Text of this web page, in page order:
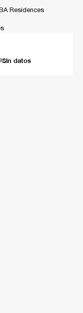
presencia imponente
columnas y
Fluir de la sala al
de 3.20 metros,
Residences
Sin datos